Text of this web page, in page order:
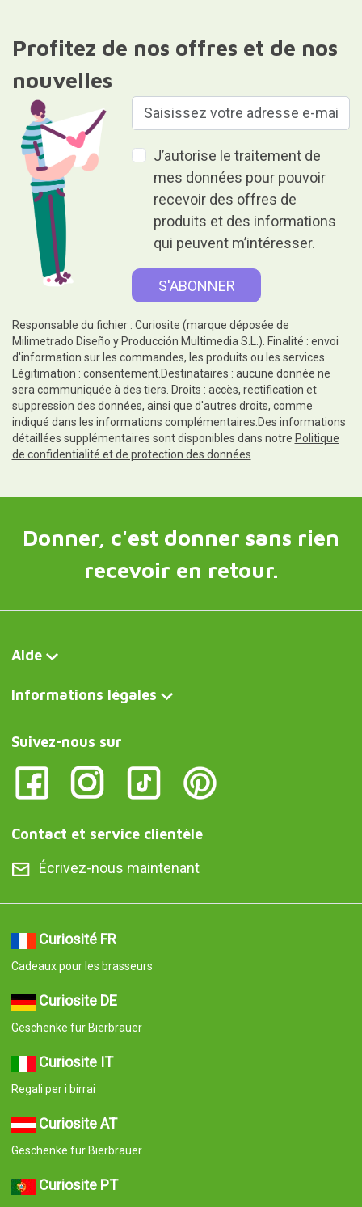
Profitez de nos offres et de nos
nouvelles
J’autorise le traitement de
mes données pour pouvoir
recevoir des offres de
produits et des informations
qui peuvent m’intéresser.
Responsable du fichier : Curiosite (marque déposée de
Milimetrado Diseño y Producción Multimedia S.L.). Finalité : envoi
d'information sur les commandes, les produits ou les services.
Légitimation : consentement.Destinataires : aucune donnée ne
sera communiquée à des tiers. Droits : accès, rectification et
suppression des données, ainsi que d'autres droits, comme
indiqué dans les informations complémentaires.Des informations
détaillées supplémentaires sont disponibles dans notre Politique
de confidentialité et de protection des données
Donner, c'est donner sans rien
recevoir en retour.
Aide
Informations légales
Suivez-nous sur
Contact et service clientèle
Écrivez-nous maintenant
Curiosité FR
Cadeaux pour les brasseurs
Curiosite DE
Geschenke für Bierbrauer
Curiosite IT
Regali per i birrai
Curiosite AT
Geschenke für Bierbrauer
Curiosite PT